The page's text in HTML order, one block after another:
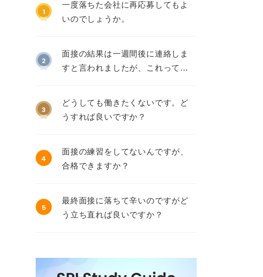
1
一度落ちた会社に再応募してもよ
いのでしょうか。
2
面接の結果は一週間後に連絡しま
すと言われましたが、これって不
3
どうしても働きたくないです。ど
うすれば良いですか？
4
面接の練習をしてないんですが、
合格できますか？
5
最終面接に落ちて辛いのですがど
う立ち直れば良いですか？